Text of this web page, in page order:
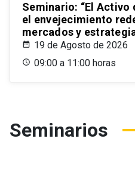
Seminario: “El Activo
el envejecimiento
mercados y
19 de Agosto de 2026
09:00 a 11:00 horas
Seminarios